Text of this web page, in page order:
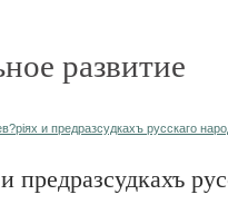
развитие
и предразсудкахъ русскаго
предразсудкахъ